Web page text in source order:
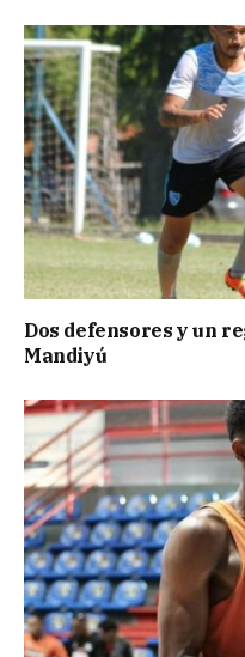
Dos defensores y un
Mandiyú